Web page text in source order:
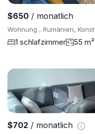
$650 / monatlich
Wohnung , Rumänien,
1 schlafzimmer 55 m²
$702 / monatlich